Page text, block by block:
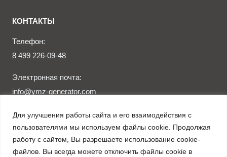
Для улучшения работы сайта и его взаимодействия с
пользователями мы используем файлы cookie. Продолжая
работу с сайтом, Вы разрешаете использование cookie-
файлов. Вы всегда можете отключить файлы cookie в
КОНТАКТЫ
Телефон:
8 499 226-09-48
Электронная почта:
info@ymz-generator.com
Заказать звонок
© 2026 Официальный дилер ЯМЗ в России